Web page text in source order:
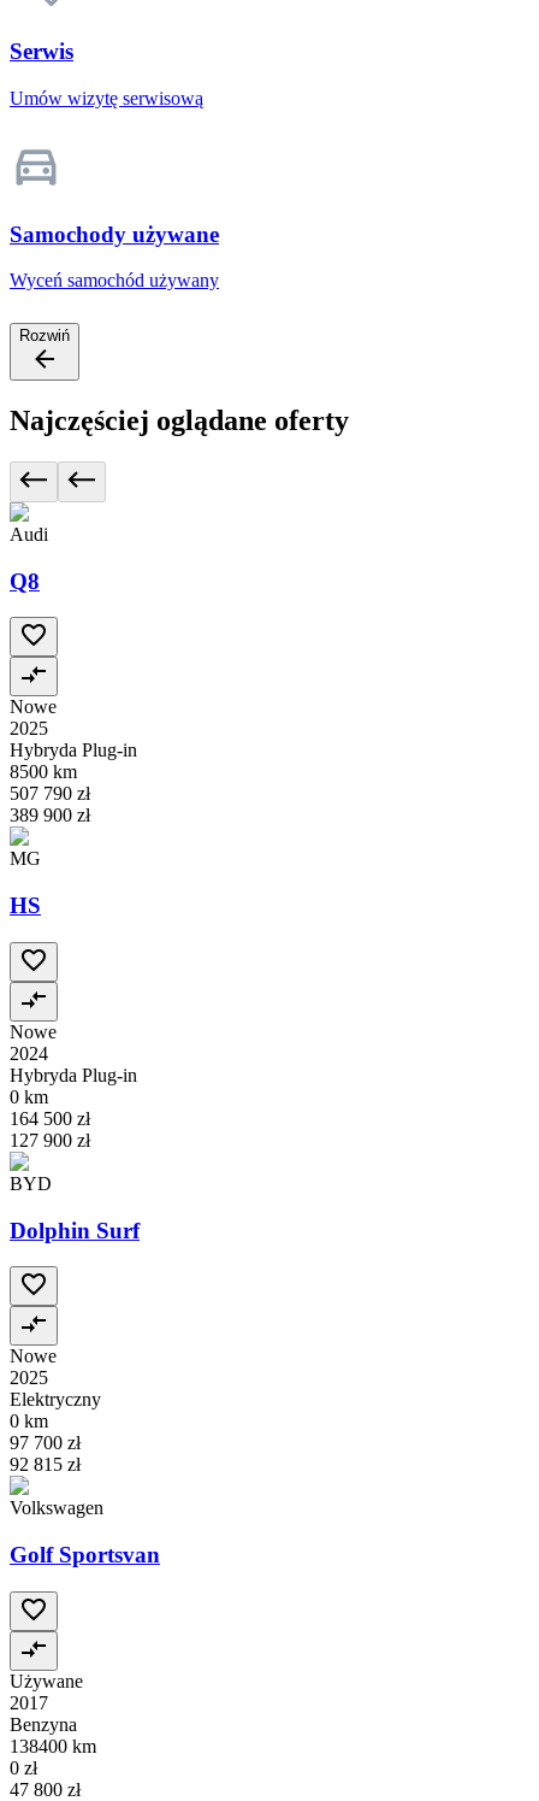
Serwis
Umów wizytę serwisową
Samochody używane
Wyceń samochód używany
Rozwiń
Najczęściej oglądane oferty
Audi
Q8
Nowe
2025
Hybryda Plug-in
8500 km
507 790 zł
389 900 zł
MG
HS
Nowe
2024
Hybryda Plug-in
0 km
164 500 zł
127 900 zł
BYD
Dolphin Surf
Nowe
2025
Elektryczny
0 km
97 700 zł
92 815 zł
Volkswagen
Golf Sportsvan
Używane
2017
Benzyna
138400 km
0 zł
47 800 zł